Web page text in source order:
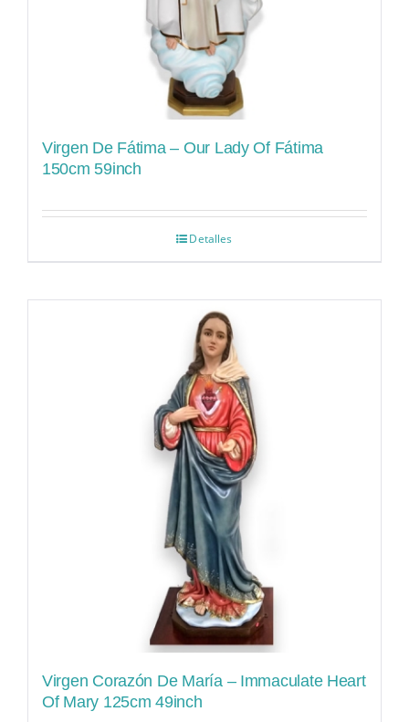
Virgen De Fátima – Our Lady Of Fátima
150cm 59inch
Detalles
Virgen Corazón De María – Immaculate Heart
Of Mary 125cm 49inch